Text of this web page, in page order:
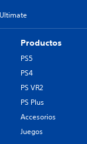
Productos
PS5
PS4
PS VR2
PS Plus
Accesorios
Juegos